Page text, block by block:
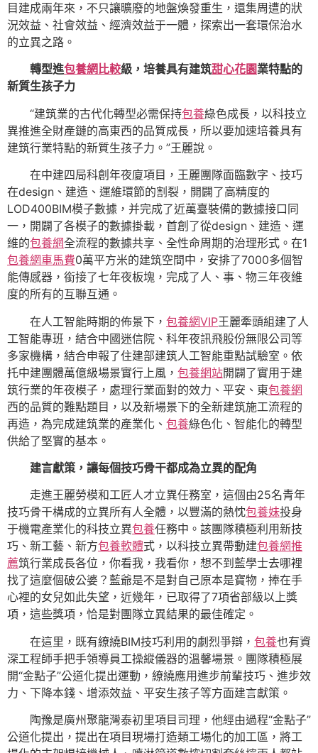
目建成兩年來，不只讓曠廢的地盤煥發重生，還集周遭的狀
況效益、社會效益、經濟效益于一體，探索出一套環保治水
的立異之路。
轉型進包養網比較級，培養具有建筑甜心花園業特點的
新質生孩子力
“建筑業的古代化轉型必需保持包養綠色成長，以科技立
異推進全財產鏈的高東西的品質成長，所以要加速培養具有
建筑行業特點的新質生孩子力。”王麗說。
在中建四局科創年夜廈項目，王麗團隊面臨數字、技巧
在design、建造、運維環節的割裂，開闢了高精度的
LOD400BIM模子數據，并完成了近萬臺裝備的數據接口同
一，開闢了各模子的數據掛載，首創了從design、建造、運
維的包養網全流程的數據共享、全性命周期的治理形式。在1
包養網車馬費0萬平方米的建筑空間中，安排了7000多個智
能傳感器，銜接了七年夜板塊，完成了人、事、物三年夜維
度的所有的互聯互通。
在人工智能時期的佈景下， 包養網VIP王麗牽頭組建了人
工智能專班，結合中國迷信院、科年夜訊飛股份無限公司等
多家機構，結合申報了住建部建筑人工智能重點試驗室。依
托中建團體萬億級場景實行上風， 包養網站開闢了實用于建
筑行業的年夜模子，處理行業面對的效力、平安、東包養網
西的品質的難點題目，以及新場景下的全新建筑施工流程的
再造，為完成建筑業的產業化、 包養綠色化、智能化的轉型
供給了堅實的基本。
建言獻策，讓每個技巧骨干都成為立異的配角
走進王麗勞模和工匠人才立異任務室，這個由25名青年
技巧骨干構成的立異所有人全體，以豐滿的熱忱包養妹投身
于機電產業化的科技立異包養任務中。該團隊積極利用新技
巧、新工藝、新方包養軟體式，以科技立異帶動建包養網推
薦筑行業成長各位，你看我，我看你，想不到藍學士去哪裡
找了這麼個破公婆？藍爺是不是對自己原本是寶物，捧在手
心裡的女兒如此失望，近幾年，已取得了7項省部級以上獎
項，這些獎項，恰是對團隊立異結果的最佳確定。
在這里，既有繚繞BIM技巧利用的劇烈爭辯， 包養也有資
深工程師手把手領導員工操縱儀器的溫馨場景。團隊積極展
開“金點子”公道化提出運動，繚繞應用進步前輩技巧、進步效
力、下降本錢、增添效益、平安生孩子等方面建言獻策。
陶豫是廣州聚龍灣泰初里項目司理，他經由過程“金點子”
公道化提出，提出在項目現場打造類工場化的加工區，將工